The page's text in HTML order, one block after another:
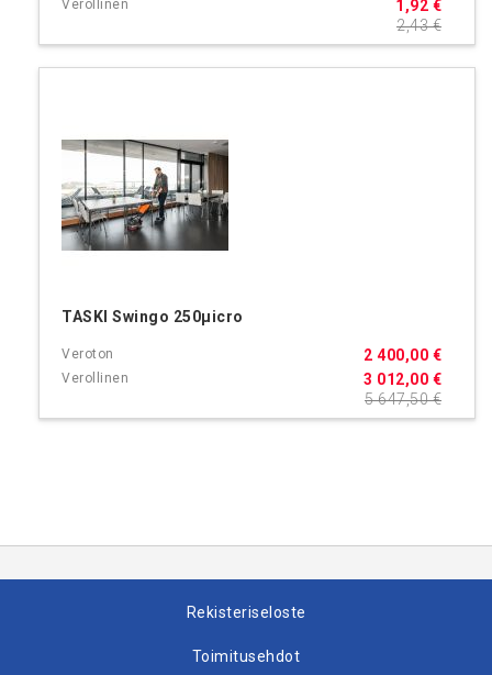
1,92 €
2,43 €
TASKI Swingo 250μicro
3 012,00 €
2 400,00 €
5 647,50 €
Rekisteriseloste
Toimitusehdot